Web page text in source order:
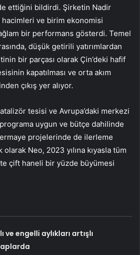
ettiğini bildirdi. Şirketin Nadir
ve birim ekonomisi
bir performans gösterdi. Temel
düşük getirili yatırımlardan
bir parçası olarak Çin’deki hafif
kapatılması ve orta akım
çıkış yer alıyor.
tesisi ve Avrupa’daki merkezi
uygun ve bütçe dahilinde
projelerinde de ilerleme
Neo, 2023 yılına kıyasla tüm
çift haneli bir yüzde büyümesi
ve engelli aylıkları artışlı